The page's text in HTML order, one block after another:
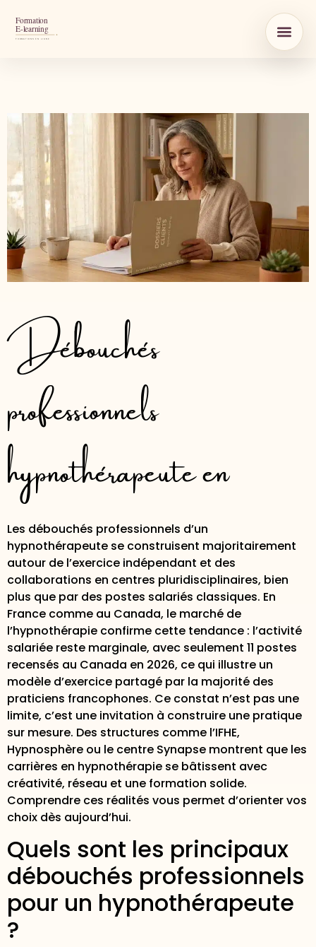
Débouchés
professionnels
hypnothérapeute en 2026
Les débouchés professionnels d’un
hypnothérapeute se construisent majoritairement
autour de l’exercice indépendant et des
collaborations en centres pluridisciplinaires, bien
plus que par des postes salariés classiques. En
France comme au Canada, le marché de
l’hypnothérapie confirme cette tendance : l’activité
salariée reste marginale, avec seulement 11 postes
recensés au Canada en 2026, ce qui illustre un
modèle d’exercice partagé par la majorité des
praticiens francophones. Ce constat n’est pas une
limite, c’est une invitation à construire une pratique
sur mesure. Des structures comme l’IFHE,
Hypnosphère ou le centre Synapse montrent que les
carrières en hypnothérapie se bâtissent avec
créativité, réseau et une formation solide.
Comprendre ces réalités vous permet d’orienter vos
choix dès aujourd’hui.
Quels sont les principaux
débouchés professionnels
pour un hypnothérapeute
?